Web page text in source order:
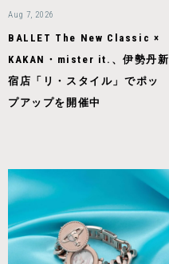
Aug 7, 2026
BALLET The New Classic ×
KAKAN・mister it.、伊勢丹新
宿店「リ・スタイル」でポッ
プアップを開催中